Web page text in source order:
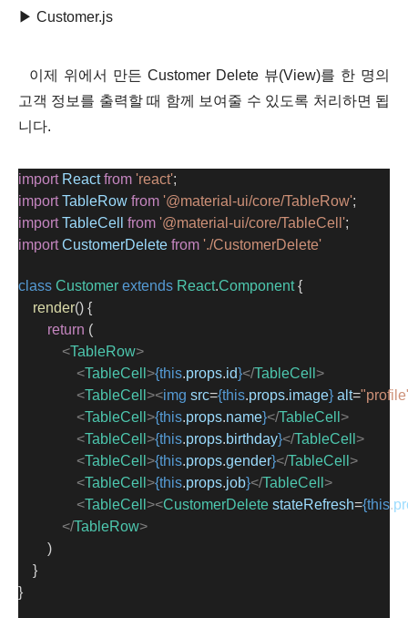
▶ Customer.js
이제 위에서 만든 Customer Delete 뷰(View)를 한 명의
고객 정보를 출력할 때 함께 보여줄 수 있도록 처리하면 됩
니다.
import React from 'react';
import TableRow from '@material-ui/core/TableRow';
import TableCell from '@material-ui/core/TableCell';
import CustomerDelete from './CustomerDelete'
class Customer extends React.Component {
render() {
return (
<TableRow>
<TableCell >{this.props.id}</TableCell >
<TableCell ><img src={this.props.image} alt=
<TableCell >{this.props.name}</TableCell >
<TableCell >{this.props.birthday}</TableCell >
<TableCell >{this.props.gender}</TableCell >
<TableCell >{this.props.job}</TableCell >
<TableCell ><CustomerDelete stateRefresh={this.
</TableRow>
        )
    }
}